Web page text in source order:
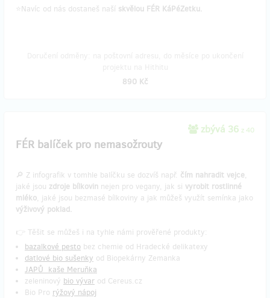
⭐Navíc od nás dostaneš naší skvělou FÉR KáPéZetku.
890 Kč
zbývá 36 z 40
FÉR balíček pro nemasožrouty
🔎 Z infografik v tomhle balíčku se dozvíš např. čím nahradit vejce,
jaké jsou zdroje bílkovin nejen pro vegany, jak si vyrobit rostlinné
mléko, jaké jsou bezmasé bílkoviny a jak můžeš využít semínka jako
výživový poklad.
👉 Těšit se můžeš i na tyhle námi prověřené produkty:
bazalkové pesto bez chemie od Hradecké delikatexy
datlové bio sušenky od Biopekárny Zemanka
JAPŮ kaše Meruňka
zeleninový bio vývar od Cereus.cz
Bio Pro rýžový nápoj